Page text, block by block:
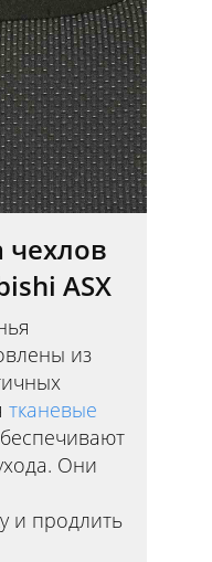
ASX
из
тканевые
Они
и продлить